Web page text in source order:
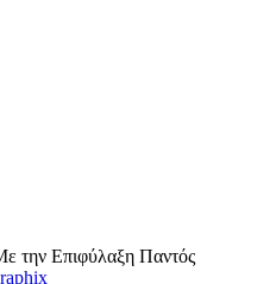
την Επιφύλαξη Παντός